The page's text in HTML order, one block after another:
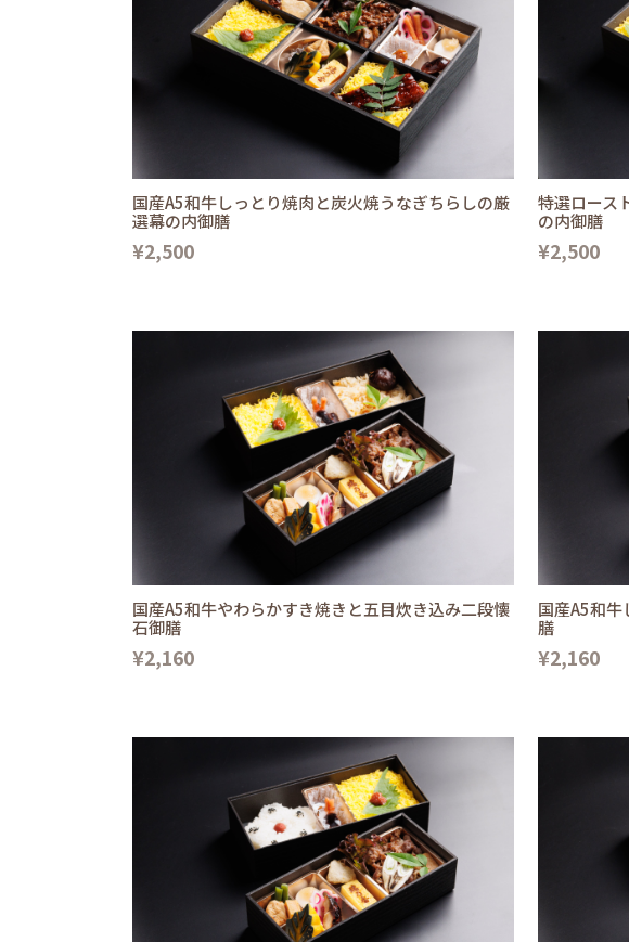
国産A5和牛しっとり焼肉と炭火焼うなぎちらしの厳
選幕の内御膳
¥2,500
特選ロース
の内御膳
¥2,500
国産A5和牛やわらかすき焼きと五目炊き込み二段懐
石御膳
¥2,160
国産A5和
膳
¥2,160